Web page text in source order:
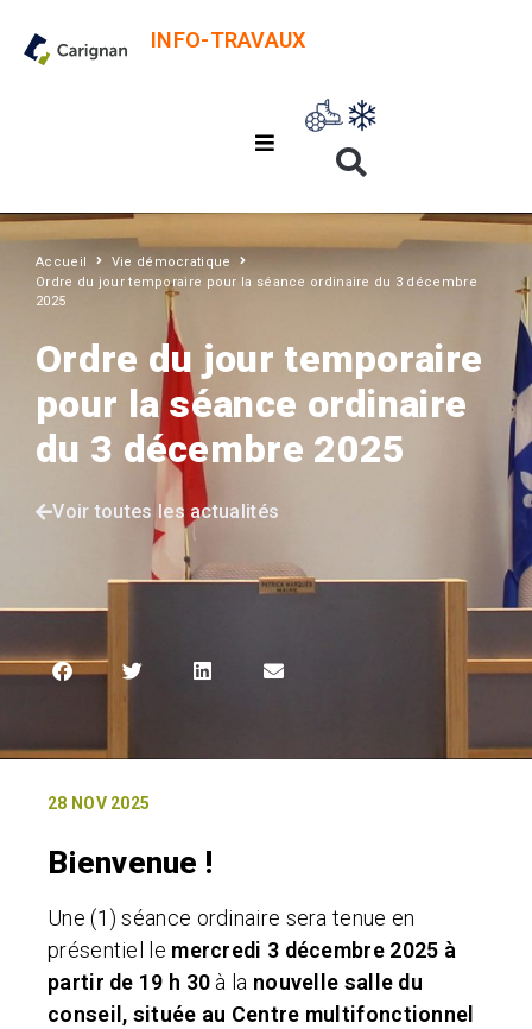
INFO-TRAVAUX
Accueil
Vie démocratique
Ordre du jour temporaire pour la séance ordinaire du 3 décembre
2025
Ordre du jour temporaire
pour la séance ordinaire
du 3 décembre 2025
Voir toutes les actualités
28 NOV 2025
Bienvenue !
Une (1) séance ordinaire sera tenue en
présentiel le mercredi 3 décembre 2025 à
partir de 19 h 30 à la nouvelle salle du
conseil, située au Centre multifonctionnel